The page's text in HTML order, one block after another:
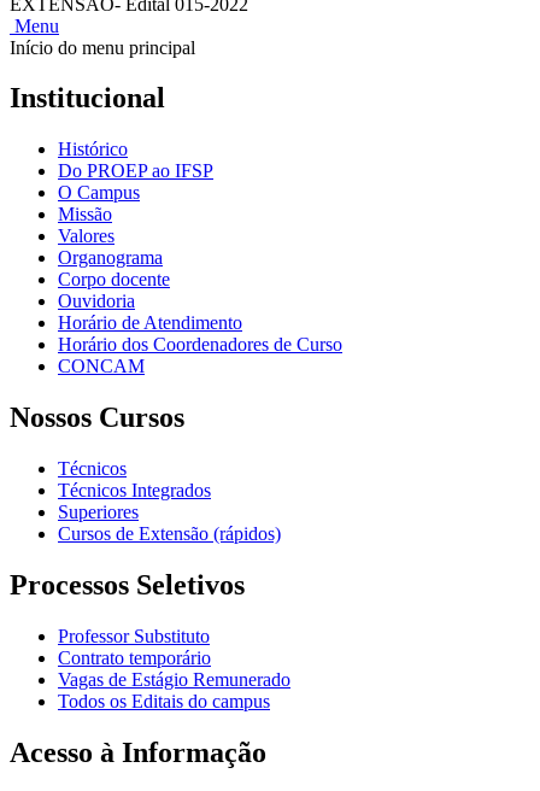
Menu
Início do menu principal
Institucional
Histórico
Do PROEP ao IFSP
O Campus
Missão
Valores
Organograma
Corpo docente
Ouvidoria
Horário de Atendimento
Horário dos Coordenadores de Curso
CONCAM
Nossos Cursos
Técnicos
Técnicos Integrados
Superiores
Cursos de Extensão (rápidos)
Processos Seletivos
Professor Substituto
Contrato temporário
Vagas de Estágio Remunerado
Todos os Editais do campus
Acesso à Informação